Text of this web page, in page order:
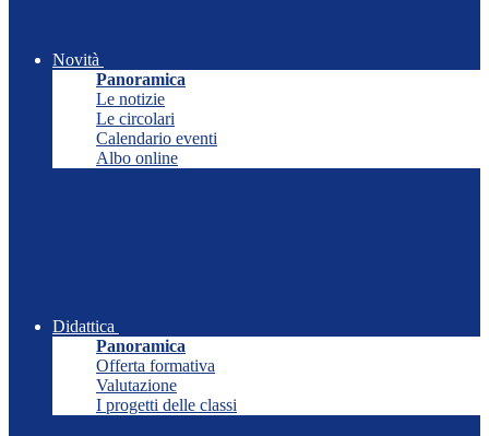
Novità
Panoramica
Le notizie
Le circolari
Calendario eventi
Albo online
Didattica
Panoramica
Offerta formativa
Valutazione
I progetti delle classi